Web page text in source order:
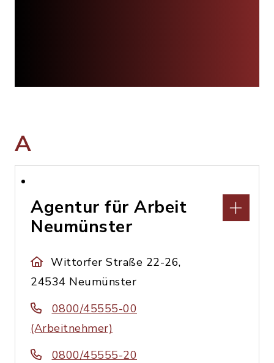
A
Agentur für Arbeit
Neumünster
Wittorfer Straße 22-26,
24534 Neumünster
0800/45555-00
(Arbeitnehmer)
0800/45555-20